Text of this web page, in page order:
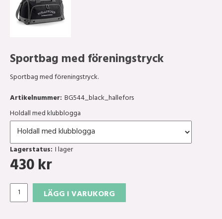
Sportbag med föreningstryck
Sportbag med föreningstryck.
Artikelnummer: BG544_black_hallefors
Holdall med klubblogga
Lagerstatus: I lager
430kr
LÄGG I VARUKORG